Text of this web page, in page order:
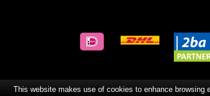
This website makes use of cookies to enhance browsing